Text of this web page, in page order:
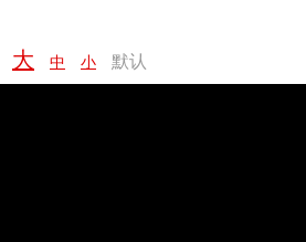
大 中 小 默认